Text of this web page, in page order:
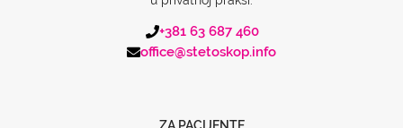
+381 63 687 460
office@stetoskop.info